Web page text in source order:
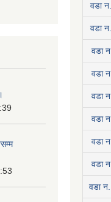
वडा
वडा
वडा
वडा
वडा
वडा
वडा
वडा
वडा